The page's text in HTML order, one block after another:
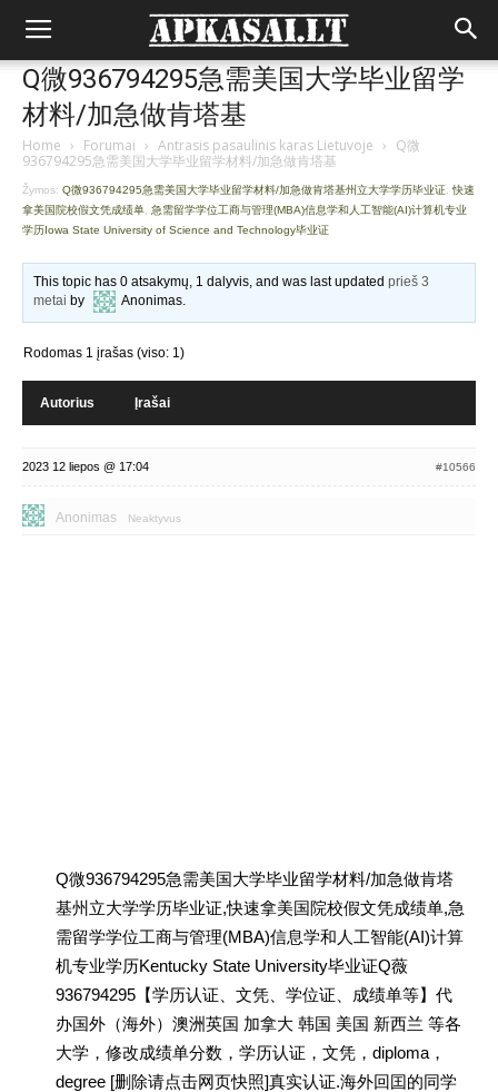
Q微936794295急需美国大学毕业留学
材料/加急做肯塔基
Home › Forumai › Antrasis pasaulinis karas Lietuvoje › Q微
936794295急需美国大学毕业留学材料/加急做肯塔基
Žymos: Q微936794295急需美国大学毕业留学材料/加急做肯塔基州立大学学历毕业证 快速
拿美国院校假文凭成绩单 急需留学学位工商与管理(MBA)信息学和人工智能(AI)计算机专业
学历Iowa State University of Science and Technology毕业证
This topic has 0 atsakymų, 1 dalyvis, and was last updatedprieš 3
metai by Anonimas.
Rodomas 1 įrašas (viso: 1)
Autorius Įrašai
2023 12 liepos @ 17:04 #10566
Anonimas Neaktyvus
Q微936794295急需美国大学毕业留学材料/加急做肯塔
基州立大学学历毕业证,快速拿美国院校假文凭成绩单,急
需留学学位工商与管理(MBA)信息学和人工智能(AI)计算
机专业学历Kentucky State University毕业证Q薇
936794295【学历认证、文凭、学位证、成绩单等】代
办国外（海外）澳洲英国 加拿大 韩国 美国 新西兰 等各
大学，修改成绩单分数，学历认证，文凭，diploma，
degree [删除请点击网页快照]真实认证.海外回囯的同学